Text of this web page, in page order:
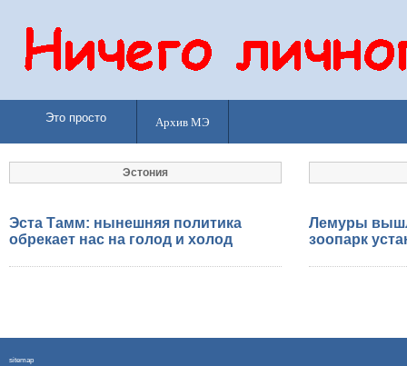
Это просто Архив МЭ
Эстония
Эста Тамм: нынешняя политика
обрекает нас на голод и холод
Лемуры
зоопарк
sitemap